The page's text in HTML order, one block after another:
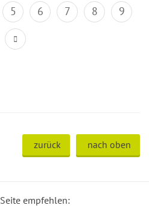
5 6 7 8
9
zurück nach oben
Seite empfehlen: